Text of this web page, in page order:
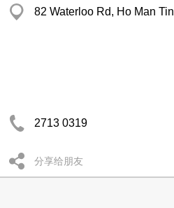
82 Waterloo Rd, Ho Man Tin
2713 0319
分享给朋友